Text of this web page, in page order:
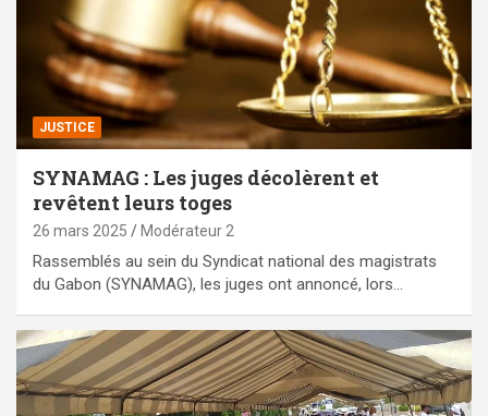
JUSTICE
SYNAMAG : Les juges décolèrent et
revêtent leurs toges
26 mars 2025 Modérateur 2
Rassemblés au sein du Syndicat national des magistrats
du Gabon (SYNAMAG), les juges ont annoncé, lors…